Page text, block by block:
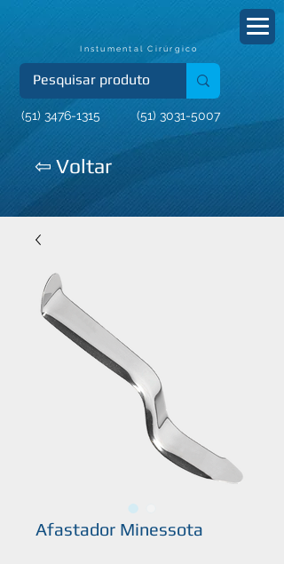
(51) 3031-5007
(51) 3476-1315
Instumental Cirúrgico
⇦ Voltar
Afastador Minessota